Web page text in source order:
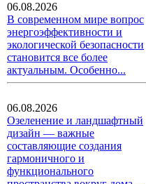
06.08.2026
В современном мире вопрос
энергоэффективности и
экологической безопасности
становится все более
актуальным. Особенно...
06.08.2026
Озеленение и ландшафтный
дизайн — важные
составляющие создания
гармоничного и
функционального